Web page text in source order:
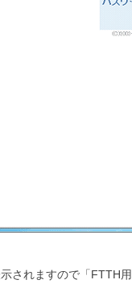
されますので「FTTH